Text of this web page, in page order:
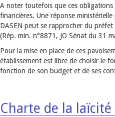
A noter toutefois que ces
financières. Une réponse
DASEN peut se rapprocher du
(Rép. min. n°8871, JO Sénat du 31
Pour la mise en place de ces
établissement est libre de choisir le
fonction de son budget et de ses
Charte de la laïcité